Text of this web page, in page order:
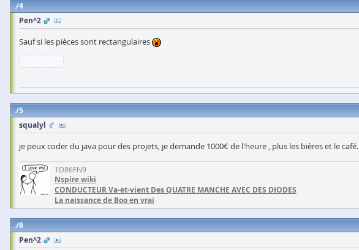
4
Pen^2
Sauf si les pièces sont rectangulaires
5
squalyl
je peux coder du java pour des projets, je demande 1000€ de l'heure , plus les bières et le café.
1D86FN9
Nspire wiki
CONDUCTEUR Va-et-vient Des QUATRE MANCHE AVEC DES DIODES
La naissance de Boo en vrai
6
Pen^2